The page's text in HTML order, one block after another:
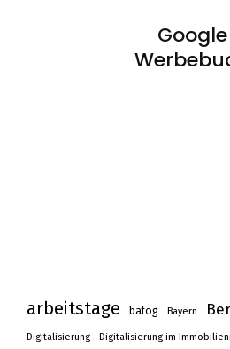
arbeitstage bafög Bayern
Digitalisierung Digitalisierung im